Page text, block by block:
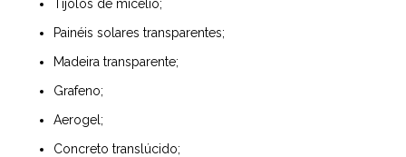
Tijolos de micélio;
Painéis solares transparentes;
Madeira transparente;
Grafeno;
Aerogel;
Concreto translúcido;